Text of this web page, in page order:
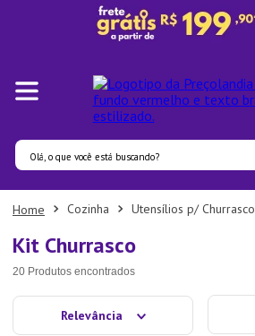
Olá, o que você está buscando?
Cozinha Utensílios p/ Churrasco
Kit Churrasco
20 Produtos
Relevância
Termos mais buscados
3º
Organizadores
Bambu